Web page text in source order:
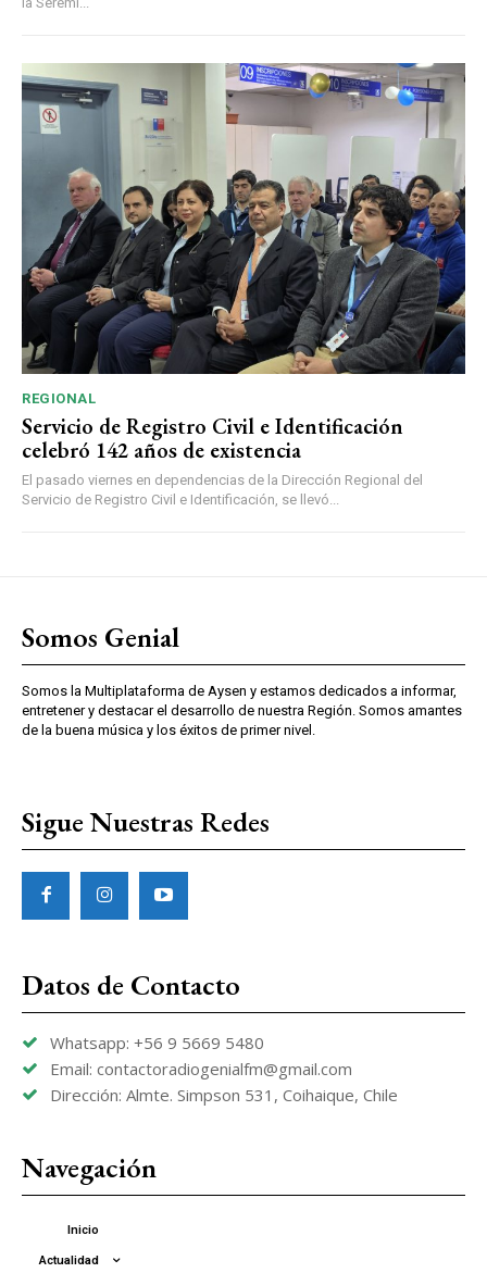
REGIONAL
Servicio de Registro Civil e Identificación
celebró 142 años de existencia
El pasado viernes en dependencias de la Dirección Regional del
Servicio de Registro Civil e Identificación, se llevó...
Somos Genial
Somos la Multiplataforma de Aysen y estamos dedicados a informar,
entretener y destacar el desarrollo de nuestra Región. Somos amantes
de la buena música y los éxitos de primer nivel.
Sigue Nuestras Redes
Datos de Contacto
Whatsapp: +56 9 5669 5480
Email: contactoradiogenialfm@gmail.com
Dirección: Almte. Simpson 531, Coihaique, Chile
Navegación
Inicio
Actualidad